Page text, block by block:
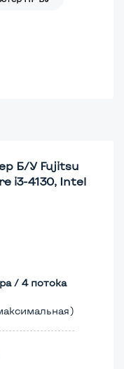
Б/У Fujitsu
i3-4130, Intel
/ 4 потока